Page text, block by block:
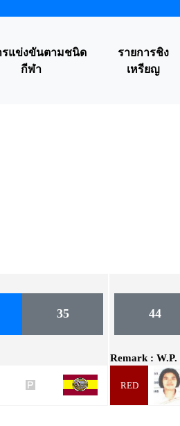
รแข่งขันตามชนิด
กีฬา
รายการชิง
เหรียญ
35 44
Remark : W.P.
RED